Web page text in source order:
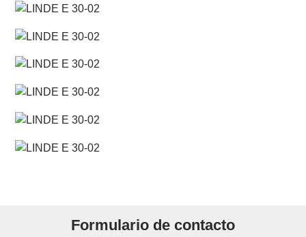
Formulario de contacto